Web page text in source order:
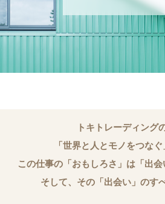
トキトレーディング
「世界と人とモノをつなぐ
この仕事の「おもしろさ」は 「出
そして、その「出会い」のす